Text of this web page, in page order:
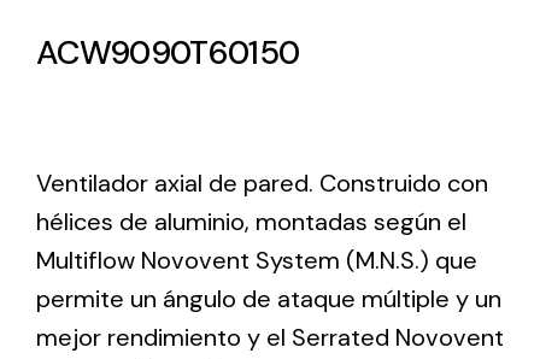
Ventilation
The incorporation of Novovent into the group
meant a greater offer of ventilation products for
different uses
ACW9090T60150
Ventilador axial de pared. Construido con
hélices de aluminio, montadas según el
Multiflow Novovent System (M.N.S.) que
permite un ángulo de ataque múltiple y un
mejor rendimiento y el Serrated Novovent